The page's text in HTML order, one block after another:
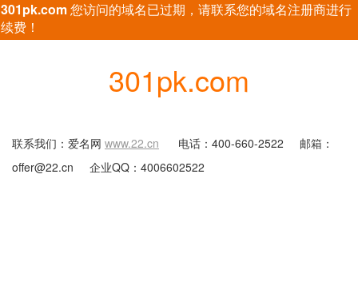
301pk.com您访问的域名已过期，请联系您的域名注册商进行
续费！
301pk.com
联系我们：爱名网 www.22.cn 电话：400-660-2522
邮箱：
offer@22.cn
企业QQ：4006602522